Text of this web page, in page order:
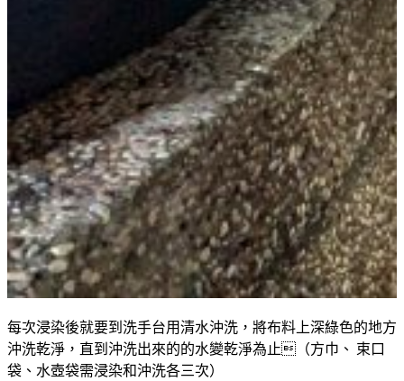
每次浸染後就要到洗手台用清水沖洗，將布料上深綠色的地方
沖洗乾淨，直到沖洗出來的的水變乾淨為止（方巾、 束口
袋、水壺袋需浸染和沖洗各三次）